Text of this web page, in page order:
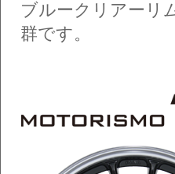
ブルークリアーリ
群です。